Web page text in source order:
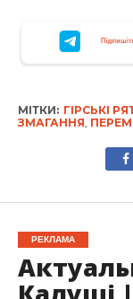
МІТКИ: ГІРСЬКІ
ЗМАГАННЯ
РЕКЛАМА